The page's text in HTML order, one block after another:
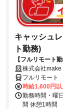
キャッシュ
ト勤務)
【フルリモート
スキルアップ
株式会社
フルリモート
時給1,600円
勤務時間・曜
間 休憩1時間